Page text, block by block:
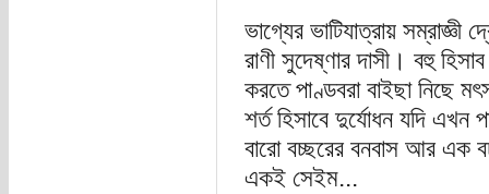
ভাগ্যের ভাটিযাত্রায় সম্রাজ্ঞী
রাণী সুদেষ্ণার দাসী। বহু
করতে পাণ্ডবরা বাইছা নিছে
শর্ত হিসাবে দুর্যোধন যদি
বারো বচ্ছরের বনবাস আর এক
একই সেইম...